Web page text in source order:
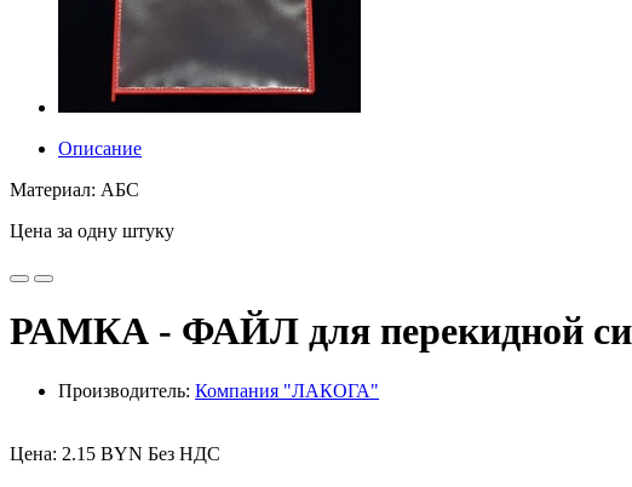
Описание
Материал: АБС
Цена за одну штуку
РАМКА - ФАЙЛ для перекидной
Производитель: Компания "ЛАКОГА"
Цена: 2.15 BYN Без НДС